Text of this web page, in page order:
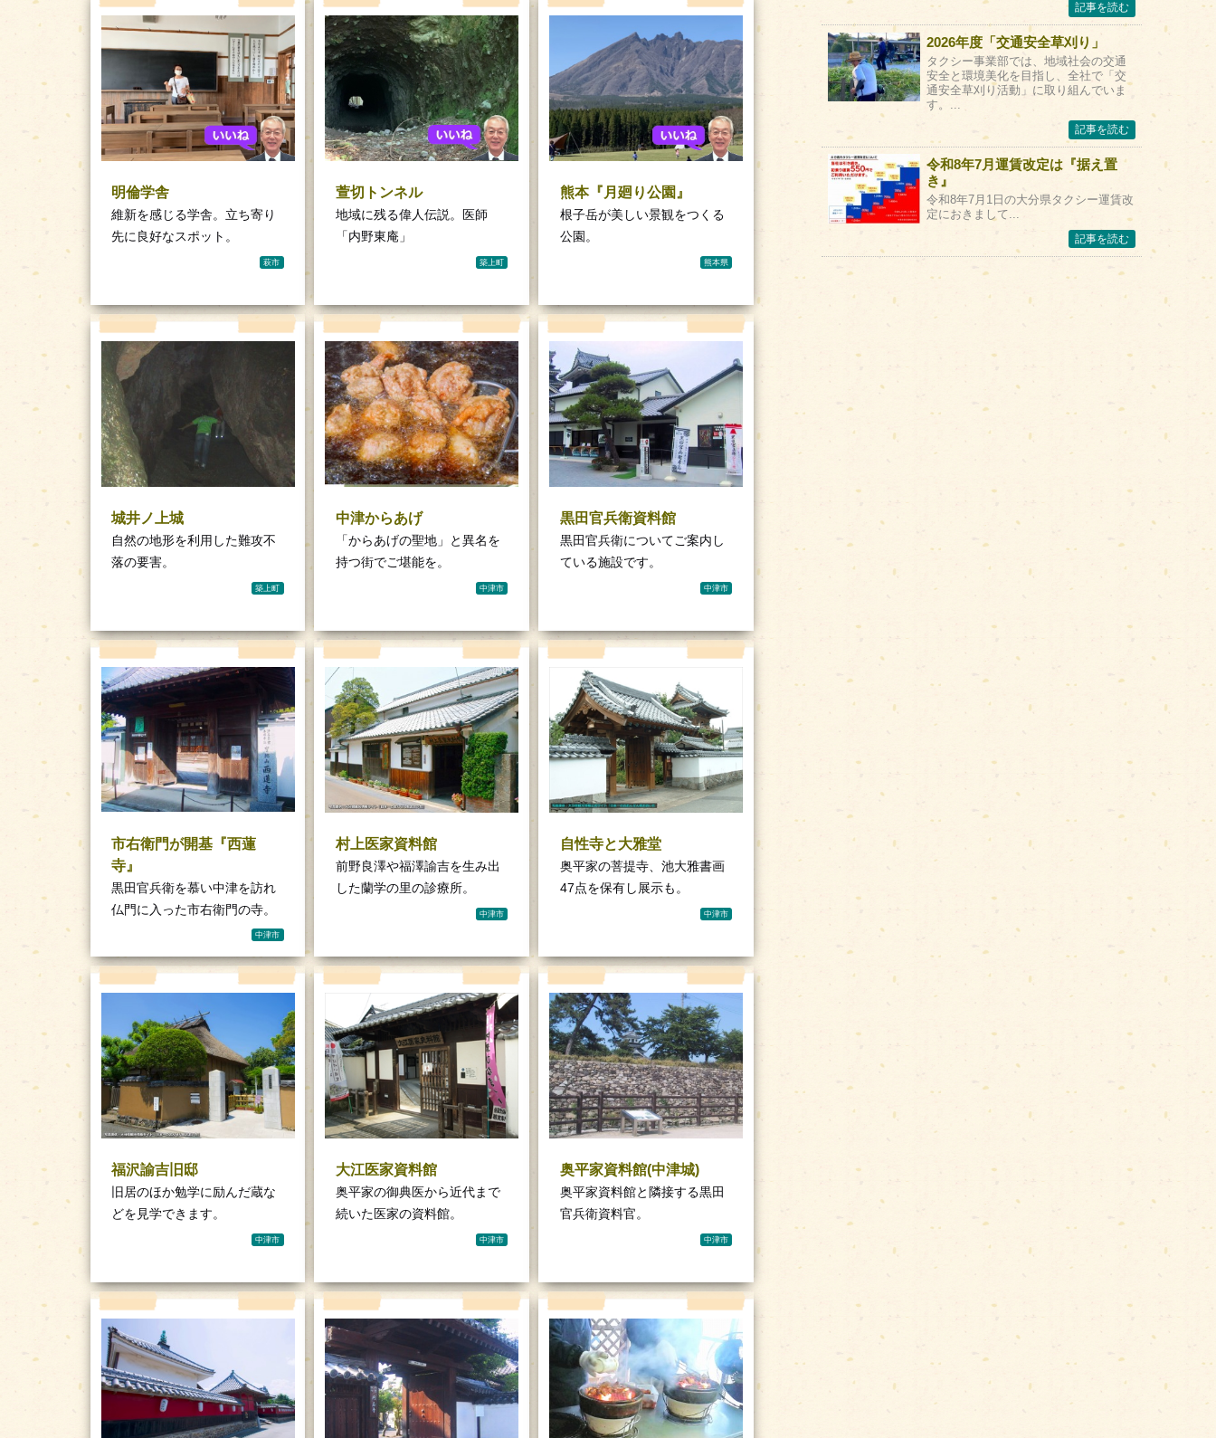
明倫学舎
維新を感じる学舎。立ち寄り
先に良好なスポット。
萩市
萱切トンネル
地域に残る偉人伝説。医師
「内野東庵」
築上町
熊本『月廻り公園』
根子岳が美しい景観をつくる
公園。
熊本県
城井ノ上城
自然の地形を利用した難攻不
落の要害。
築上町
中津からあげ
「からあげの聖地」と異名を
持つ街でご堪能を。
中津市
黒田官兵衛資料館
黒田官兵衛についてご案内し
ている施設です。
中津市
市右衛門が開基『西蓮
寺』
黒田官兵衛を慕い中津を訪れ
仏門に入った市右衛門の寺。
中津市
村上医家資料館
前野良澤や福澤諭吉を生み出
した蘭学の里の診療所。
中津市
自性寺と大雅堂
奥平家の菩提寺、池大雅書画
47点を保有し展示も。
中津市
福沢諭吉旧邸
旧居のほか勉学に励んだ蔵な
どを見学できます。
中津市
大江医家資料館
奥平家の御典医から近代まで
続いた医家の資料館。
中津市
奥平家資料館(中津城)
奥平家資料館と隣接する黒田
官兵衛資料官。
中津市
記事を読む
2026年度「交通安全草刈り」
タクシー事業部では、地域社会の交通
安全と環境美化を目指し、全社で「交
通安全草刈り活動」に取り組んでいま
す。...
記事を読む
令和8年7月運賃改定は『据え置
き』
令和8年7月1日の大分県タクシー運賃改
定におきまして...
記事を読む